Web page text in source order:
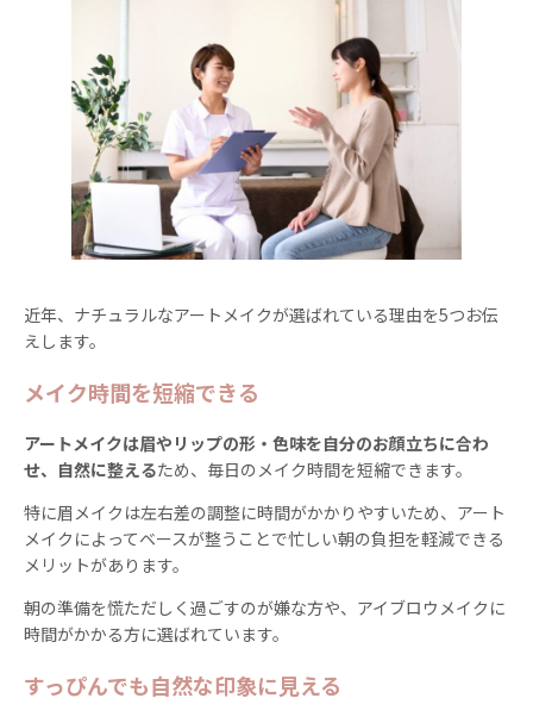
近年、ナチュラルなアートメイクが選ばれている理由を5つお伝
えします。
メイク時間を短縮できる
アートメイクは眉やリップの形・色味を自分のお顔立ちに合わ
せ、自然に整えるため、毎日のメイク時間を短縮できます。
特に眉メイクは左右差の調整に時間がかかりやすいため、アート
メイクによってベースが整うことで忙しい朝の負担を軽減できる
メリットがあります。
朝の準備を慌ただしく過ごすのが嫌な方や、アイブロウメイクに
時間がかかる方に選ばれています。
すっぴんでも自然な印象に見える